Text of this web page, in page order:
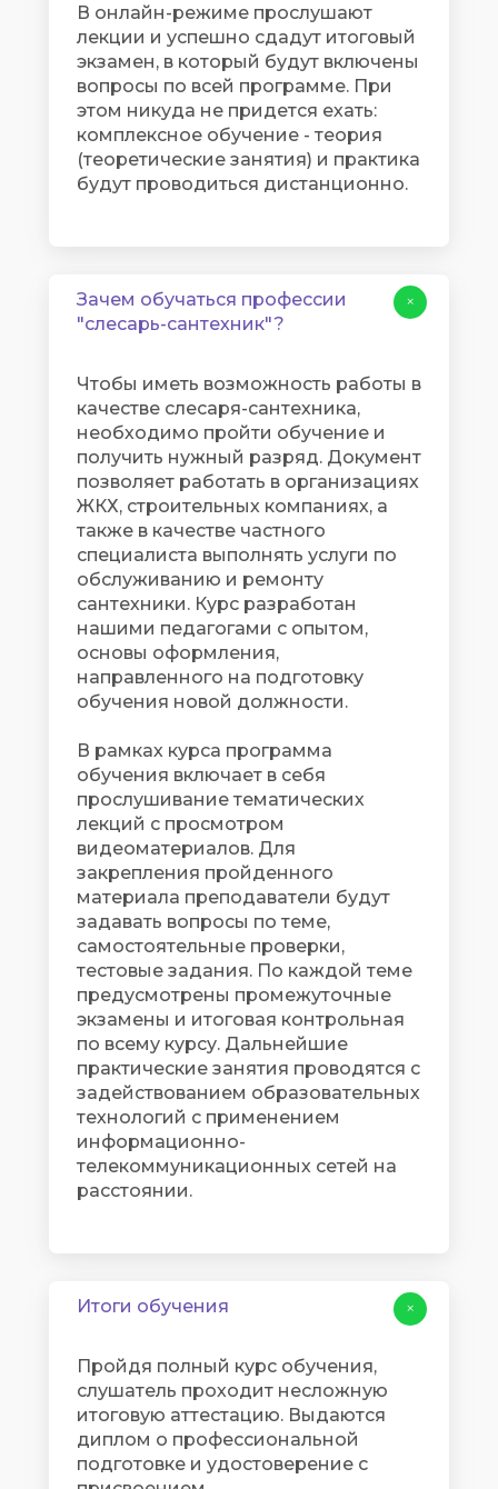
В онлайн-режиме прослушают
лекции и успешно сдадут итоговый
экзамен, в который будут включены
вопросы по всей программе. При
этом никуда не придется ехать:
комплексное обучение - теория
(теоретические занятия) и практика
будут проводиться дистанционно.
Зачем обучаться профессии
"слесарь-сантехник"?
Чтобы иметь возможность работы в
качестве слесаря-сантехника,
необходимо пройти обучение и
получить нужный разряд. Документ
позволяет работать в организациях
ЖКХ, строительных компаниях, а
также в качестве частного
специалиста выполнять услуги по
обслуживанию и ремонту
сантехники. Курс разработан
нашими педагогами с опытом,
основы оформления,
направленного на подготовку
обучения новой должности.
В рамках курса программа
обучения включает в себя
прослушивание тематических
лекций с просмотром
видеоматериалов. Для
закрепления пройденного
материала преподаватели будут
задавать вопросы по теме,
самостоятельные проверки,
тестовые задания. По каждой теме
предусмотрены промежуточные
экзамены и итоговая контрольная
по всему курсу. Дальнейшие
практические занятия проводятся с
задействованием образовательных
технологий с применением
информационно-
телекоммуникационных сетей на
расстоянии.
+
Итоги обучения
Пройдя полный курс обучения,
слушатель проходит несложную
итоговую аттестацию. Выдаются
диплом о профессиональной
подготовке и удостоверение с
+